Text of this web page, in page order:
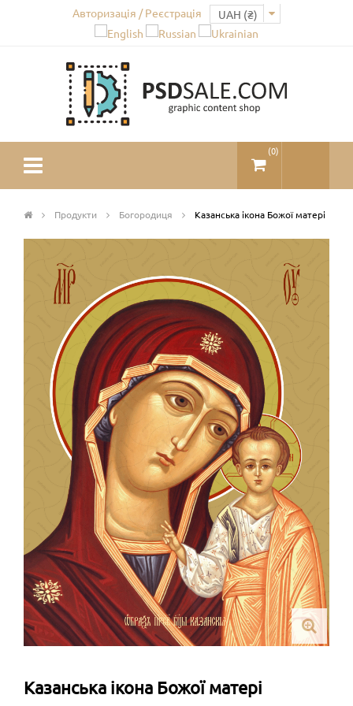
Авторизація / Реєстрація
(0)
Продукти Богородиця Казанська ікона Божої матері
Казанська ікона Божої матері